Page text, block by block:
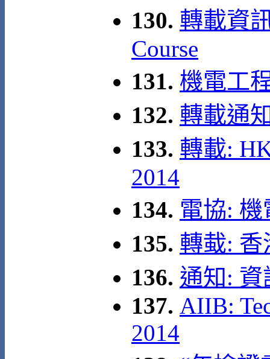
130. 轉載資
Course
131. 機電工
132. 轉載通
133. 轉載:
2014
134. 電協:
135. 轉蛓:
136. 通知: 資
137. AIIB:
2014